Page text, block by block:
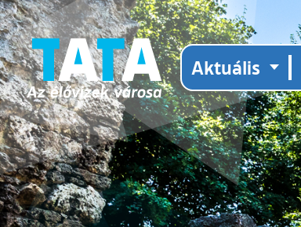
Aktuális